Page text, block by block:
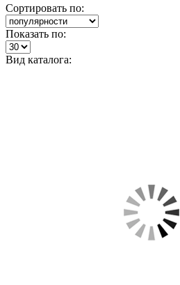
Сортировать по:
Показать по:
Вид каталога: